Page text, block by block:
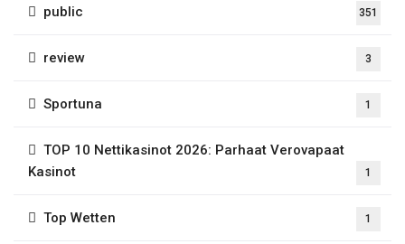
public 351
review 3
Sportuna 1
TOP 10 Nettikasinot 2026: Parhaat Verovapaat
Kasinot
1
Top Wetten 1